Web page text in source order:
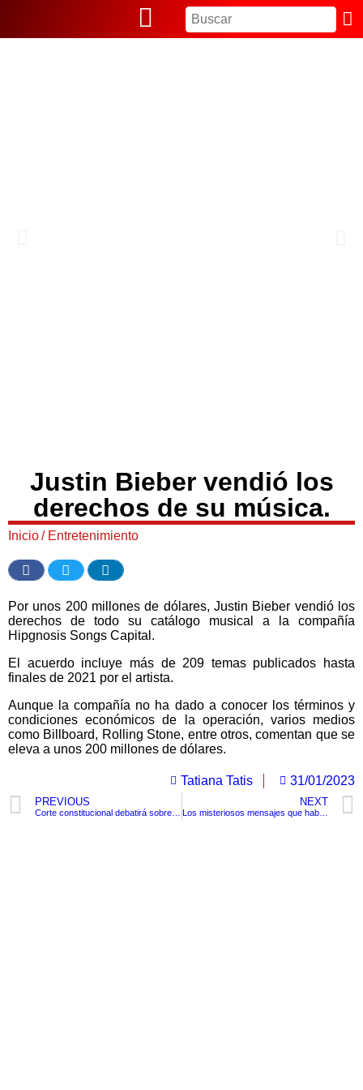
Justin Bieber vendió los
derechos de su música.
Inicio/ Entretenimiento
Por unos 200 millones de dólares, Justin Bieber vendió los
derechos de todo su catálogo musical a la compañía
Hipgnosis Songs Capital.
El acuerdo incluye más de 209 temas publicados hasta
finales de 2021 por el artista.
Aunque la compañía no ha dado a conocer los términos y
condiciones económicos de la operación, varios medios
como Billboard, Rolling Stone, entre otros, comentan que se
eleva a unos 200 millones de dólares.
Tatiana Tatis 31/01/2023
PREVIOUS NEXT
Los misteriosos mensajes que habría enviado John Paulos a modelo webcam